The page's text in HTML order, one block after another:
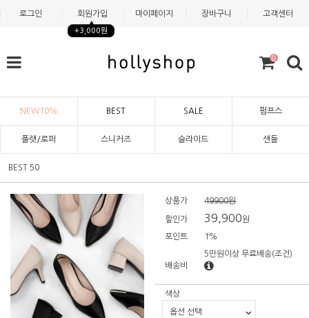
로그인 회원가입
+3,000원
마이페이지 장바구니 고객센터
0
NEW10% BEST SALE 펌프스
플랫/로퍼 스니커즈 슬라이드 샌들
BEST 50
상품가 49900원
할인가 39,900원
포인트 1%
배송비
5만원이상 무료배송(조건)
색상